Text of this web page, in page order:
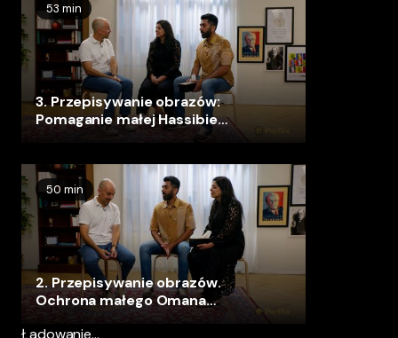
53 min
3. Przepisywanie obrazów:
Pomaganie małej Hassibie
wyrażać emocje i pragnienia
50 min
2. Przepisywanie obrazów.
Ochrona małego Omana
przed przemocą domową
Ładowanie...